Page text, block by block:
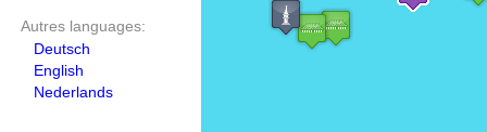
Autres languages:
Deutsch
English
Nederlands